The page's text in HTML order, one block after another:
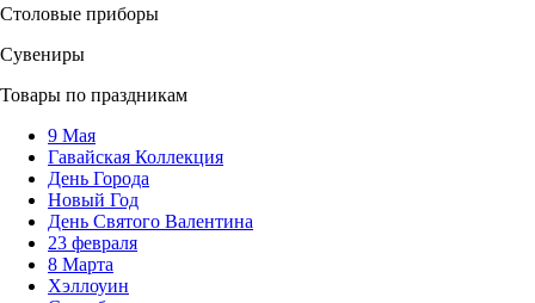
Столовые приборы
Сувениры
Товары по праздникам
9 Мая
Гавайская Коллекция
День Города
Новый Год
День Святого Валентина
23 февраля
8 Марта
Хэллоуин